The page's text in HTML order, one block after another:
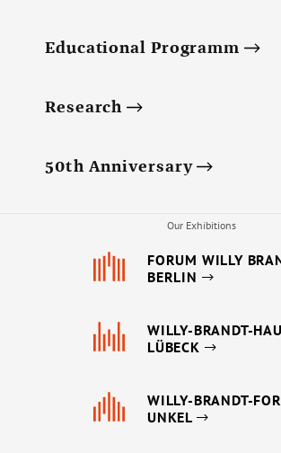
Educational Programm
Research
50th Anniversary
Our Exhibitions
FORUM WILLY
BERLIN
WILLY-BRANDT-
LÜBECK
WILLY-BRANDT-
UNKEL